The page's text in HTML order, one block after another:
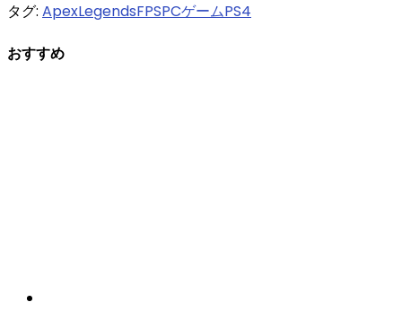
タグ: ApexLegendsFPSPCゲームPS4
おすすめ